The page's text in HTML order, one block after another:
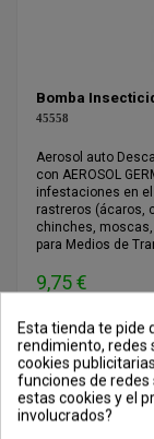
Bomba
45558
Aerosol auto
con AEROSOL
infestaciones en
rastreros (ácaros,
chinches, moscas,
para Medios de
9,75 €
Añadir
Esta tienda te pide
rendimiento, redes
cookies
funciones de redes
estas cookies y el
involucrados?